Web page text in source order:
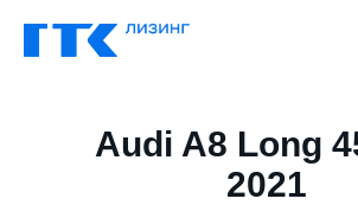
Audi A8 Long
2021